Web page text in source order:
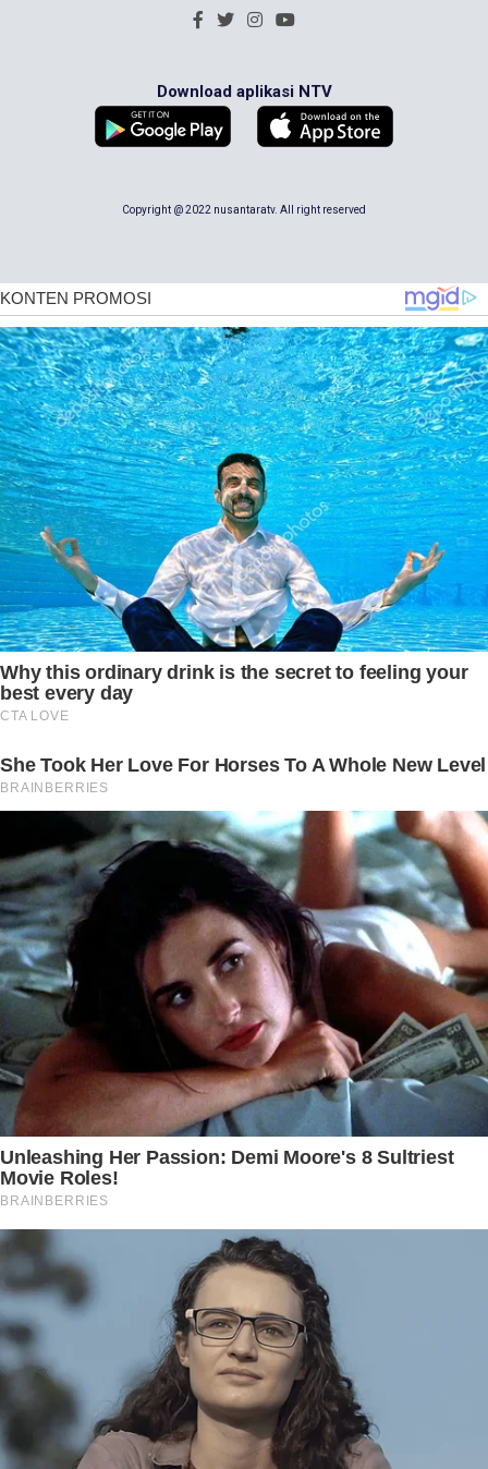
Download aplikasi NTV
Copyright @ 2022 nusantaratv. All right reserved